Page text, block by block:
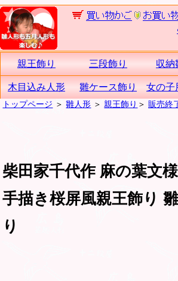
親王飾り 三段飾り 収納
木目込み人形 雛ケース飾り 女の子
トップページ ＞雛人形 ＞親王飾り ＞ 販売終
柴田家千代作 麻の葉文
手描き桜屏風親王飾り
り